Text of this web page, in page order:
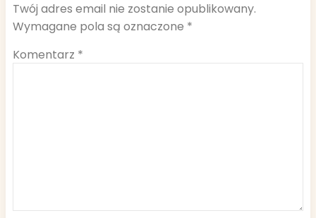
Twój adres email nie zostanie opublikowany.
Wymagane pola są oznaczone *
Komentarz *